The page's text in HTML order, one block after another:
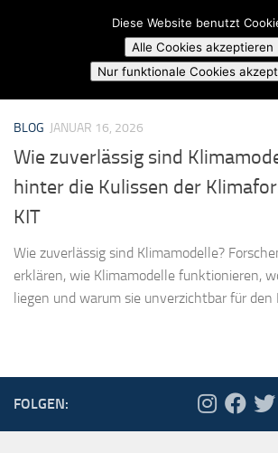
Skip to content
Campusradio Karlsruhe
MARKIERT:KLIMAFORSCHUNG KIT
BLOG JANUAR 16, 2026
Wie zuverlässig sind
hinter die Kulissen der
KIT
Wie zuverlässig sind Klimamodelle?
erklären, wie Klimamodelle funktionieren,
liegen und warum sie unverzichtbar für den
FOLGEN:
Diese Website benutzt
Alle Cookies akzeptieren
Nur funktionale Cookies